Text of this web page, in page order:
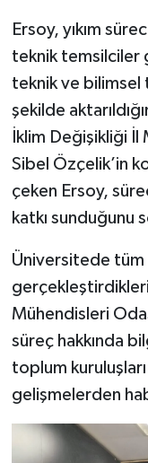
Ersoy, yıkım
teknik temsilciler
teknik ve bilimsel
şekilde
İklim Değişikliği
Sibel Özçelik’in
çeken Ersoy,
katkı sunduğunu
Üniversitede tüm
Mühendisleri
süreç hakkında
toplum kuruluşları
gelişmelerden